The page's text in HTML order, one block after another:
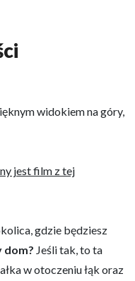
widokiem na góry,
jest film z tej
gdzie będziesz
dom? Jeśli tak, to ta
w otoczeniu łąk oraz